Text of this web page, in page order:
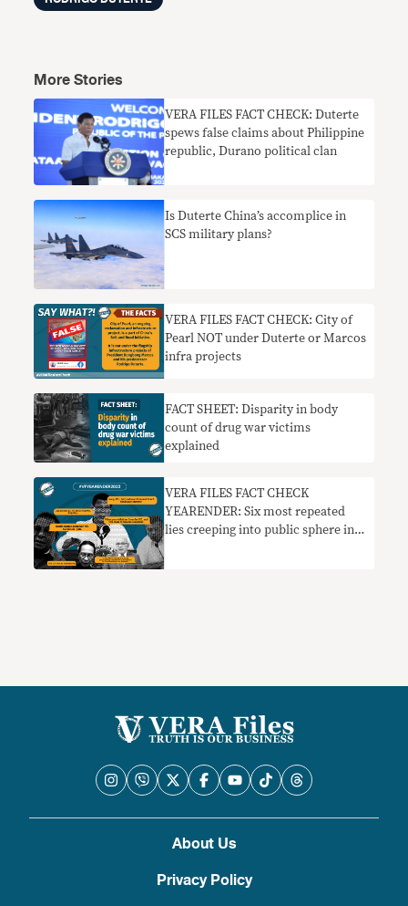
More Stories
VERA FILES FACT CHECK: Duterte
spews false claims about Philippine
republic, Durano political clan
Is Duterte China’s accomplice in
SCS military plans?
VERA FILES FACT CHECK: City of
Pearl NOT under Duterte or Marcos
infra projects
FACT SHEET: Disparity in body
count of drug war victims
explained
VERA FILES FACT CHECK
YEARENDER: Six most repeated
lies creeping into public sphere in
About Us
Privacy Policy